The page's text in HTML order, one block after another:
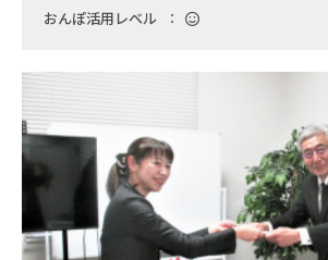
おんぽ活用レベル